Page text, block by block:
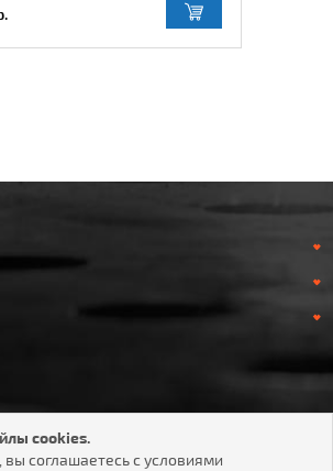
78-07
БЕСПЛАТНЫЙ
cookies.
вы соглашаетесь с условиями